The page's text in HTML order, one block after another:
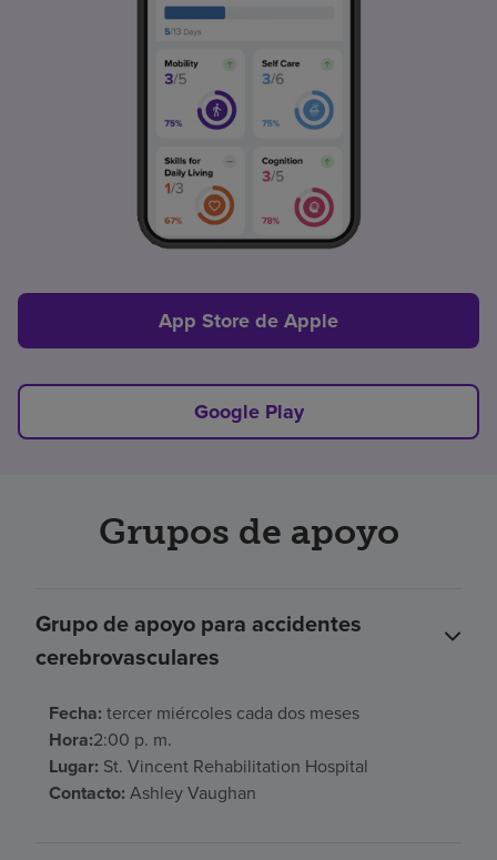
App Store de Apple
Google Play
Grupos de apoyo
Grupo de apoyo para accidentes
cerebrovasculares
Fecha: tercer miércoles cada dos meses
Hora:2:00 p. m.
Lugar: St. Vincent Rehabilitation Hospital
Contacto: Ashley Vaughan